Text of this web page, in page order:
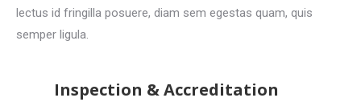
lectus id fringilla posuere, diam sem egestas quam, quis
semper ligula.
Inspection & Accreditation